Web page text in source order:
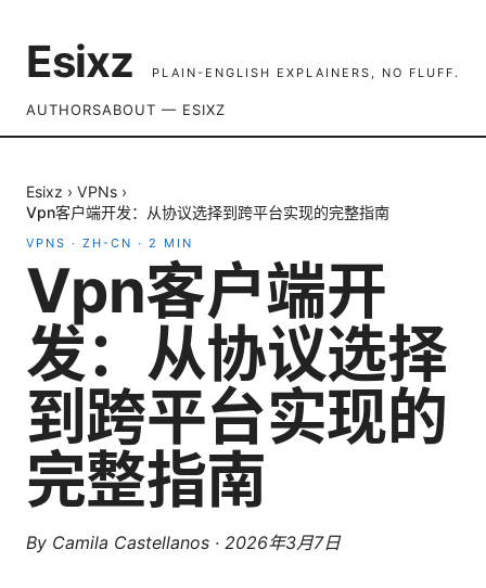
Esixz PLAIN-ENGLISH EXPLAINERS, NO FLUFF.
AUTHORSABOUT — ESIXZ
Esixz › VPNs ›
Vpn客户端开发：从协议选择到跨平台实现的完整指南
VPNS · ZH-CN · 2 MIN
Vpn客户端开
发：从协议选择
到跨平台实现的
完整指南
By Camila Castellanos · 2026年3月7日